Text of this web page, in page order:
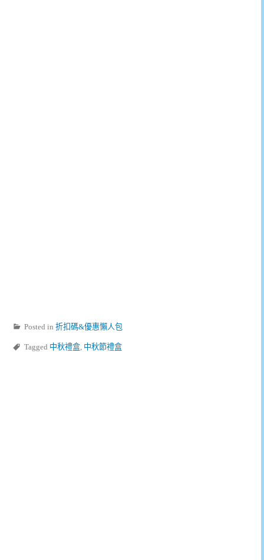
Posted in 折扣碼&優惠懶人包
Tagged 中秋禮盒, 中秋節禮盒